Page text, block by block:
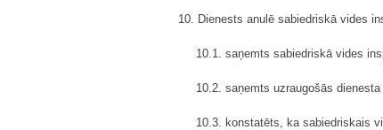
10. Dienests anulē sabiedriskā vides
10.1. saņemts sabiedriskā vides
10.2. saņemts uzraugošās
10.3. konstatēts, ka sabiedriskais